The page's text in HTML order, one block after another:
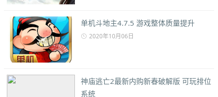
单机斗地主4.7.5 游戏整体质量提升
2020年10月06日
神庙逃亡2最新内购新春破解版 可玩排位
系统